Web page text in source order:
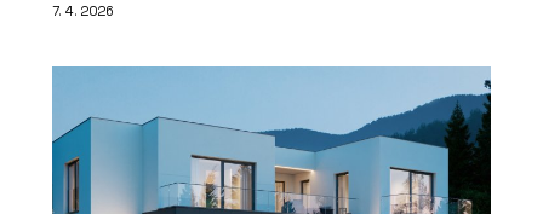
7. 4. 2026